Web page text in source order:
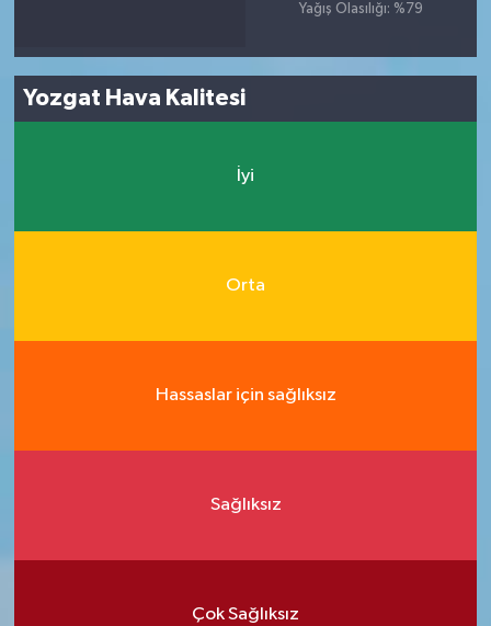
Yağış Olasılığı: %79
Yozgat Hava Kalitesi
İyi
Orta
Hassaslar için sağlıksız
Sağlıksız
Çok Sağlıksız